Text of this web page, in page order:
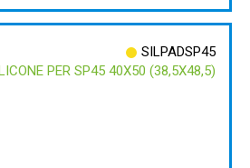
SILPADSP45
PER SP45 40X50 (38,5X48,5)